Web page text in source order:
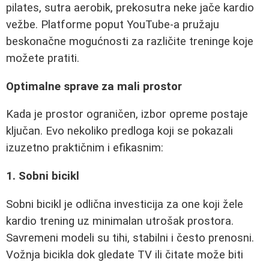
pilates, sutra aerobik, prekosutra neke jače kardio
vežbe. Platforme poput YouTube-a pružaju
beskonačne mogućnosti za različite treninge koje
možete pratiti.
Optimalne sprave za mali prostor
Kada je prostor ograničen, izbor opreme postaje
ključan. Evo nekoliko predloga koji se pokazali
izuzetno praktičnim i efikasnim:
1. Sobni bicikl
Sobni bicikl je odlična investicija za one koji žele
kardio trening uz minimalan utrošak prostora.
Savremeni modeli su tihi, stabilni i često prenosni.
Vožnja bicikla dok gledate TV ili čitate može biti